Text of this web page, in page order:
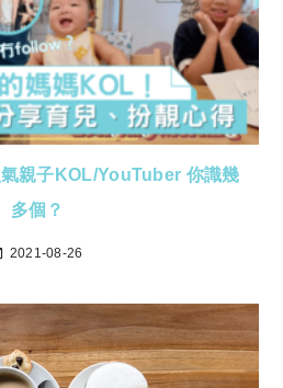
氣親子KOL/YouTuber 你識幾
多個？
2021-08-26